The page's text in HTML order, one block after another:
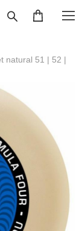
natural 51 | 52 |